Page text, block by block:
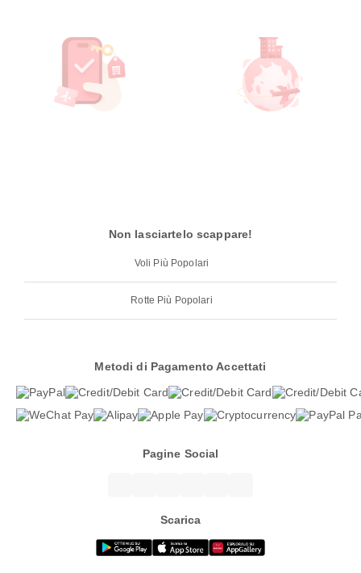
Non lasciartelo scappare!
Voli Più Popolari
Rotte Più Popolari
Metodi di Pagamento Accettati
Pagine Social
Scarica